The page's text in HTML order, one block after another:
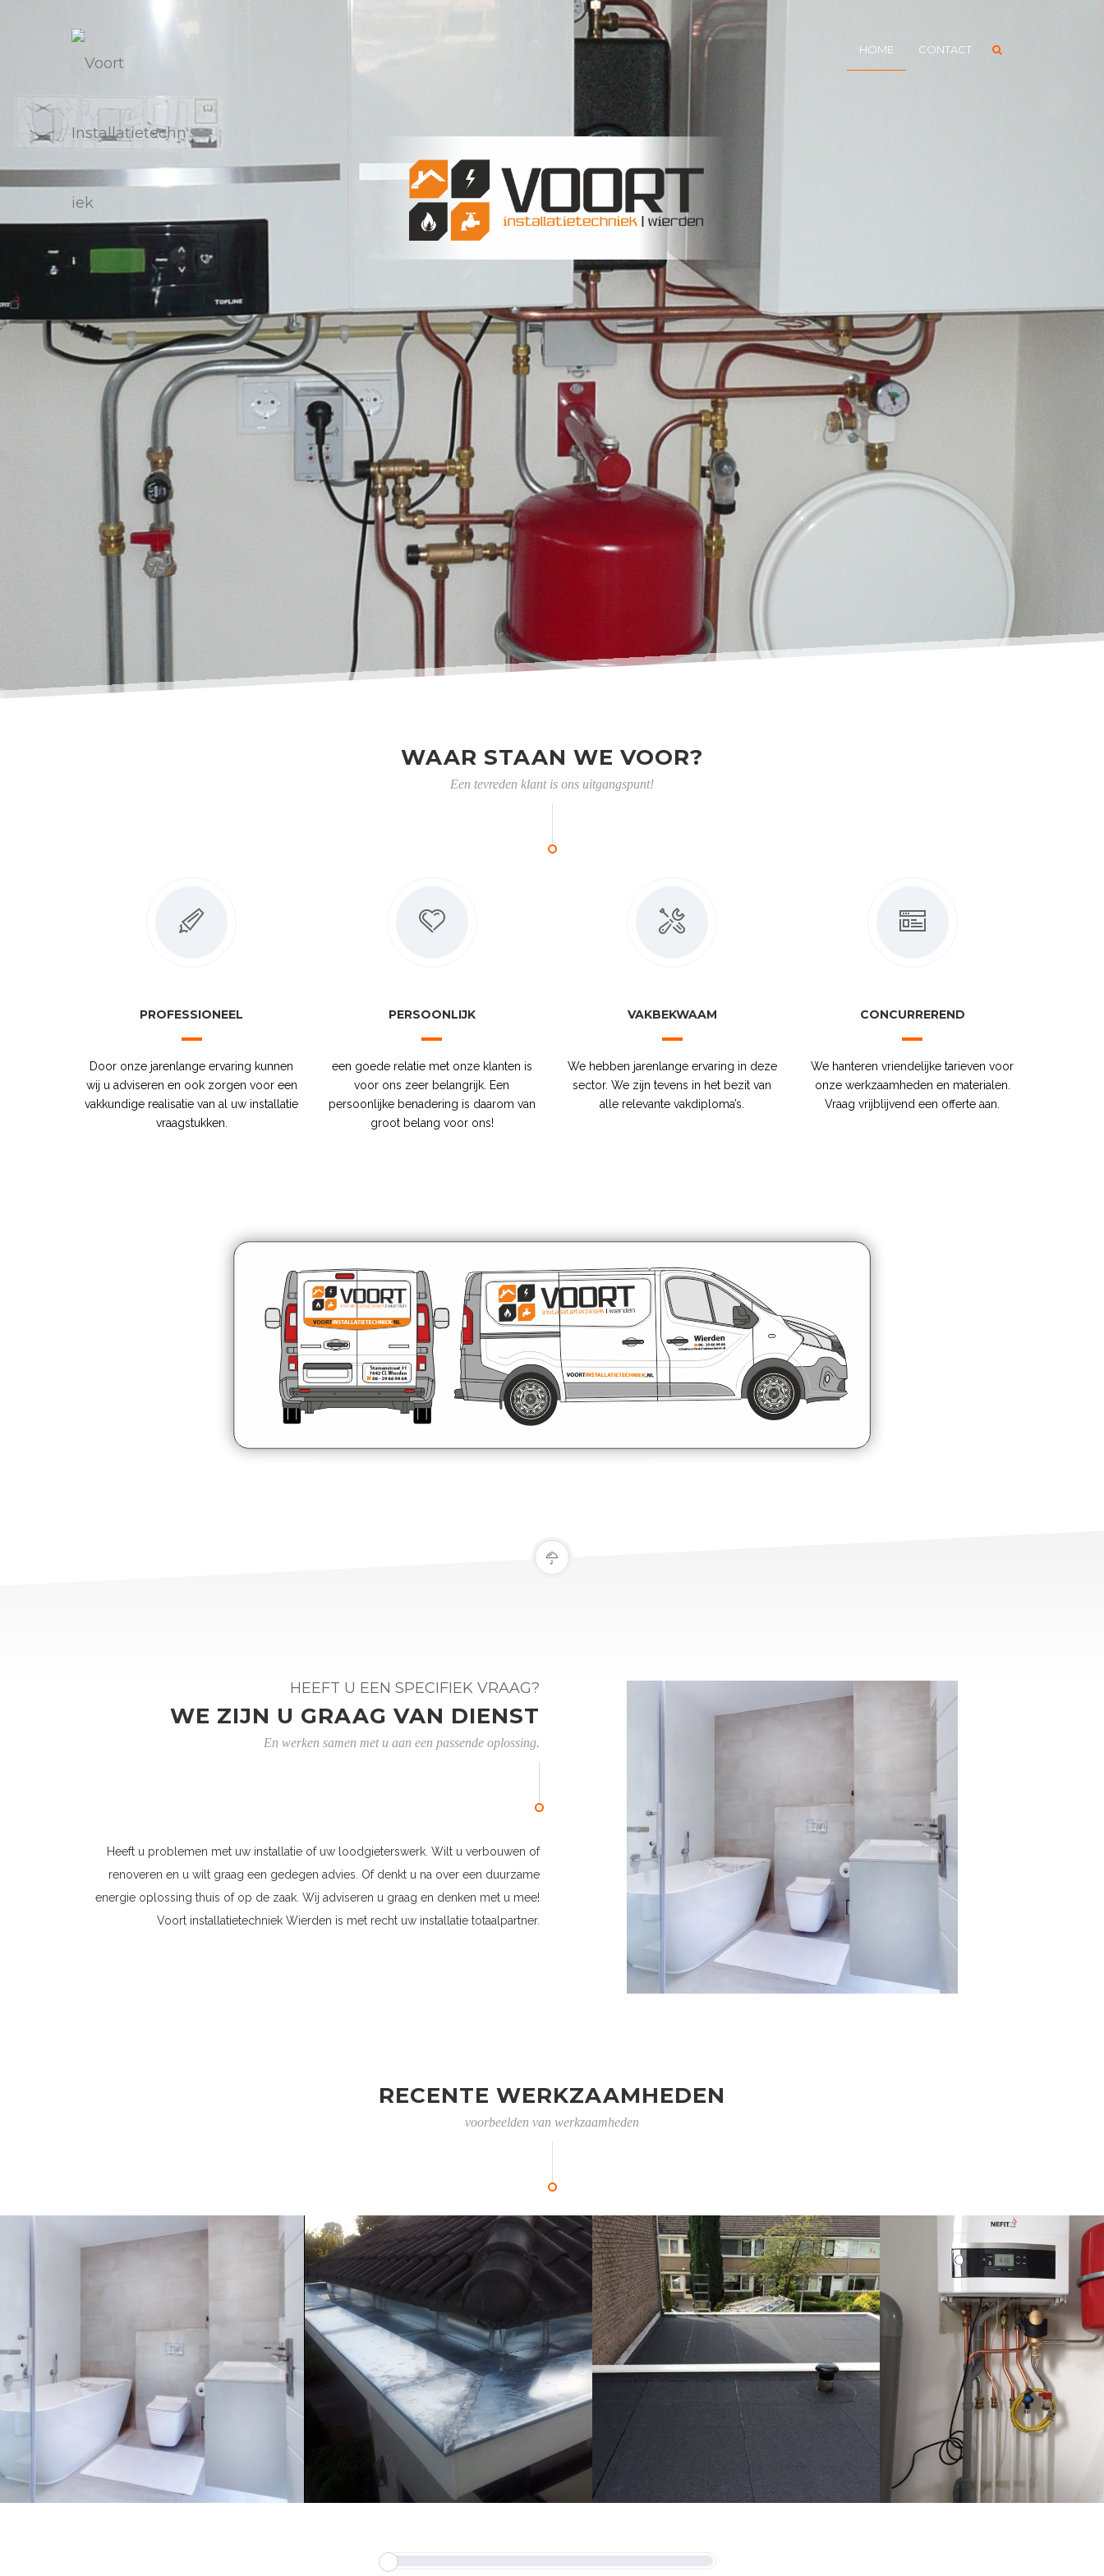
HOME CONTACT
WAAR STAAN WE VOOR?
Een tevreden klant is ons uitgangspunt!
PROFESSIONEEL
Door onze jarenlange ervaring kunnen
wij u adviseren en ook zorgen voor een
vakkundige realisatie van al uw installatie
vraagstukken.
PERSOONLIJK
een goede relatie met onze klanten is
voor ons zeer belangrijk. Een
persoonlijke benadering is daarom van
groot belang voor ons!
VAKBEKWAAM
We hebben jarenlange ervaring in deze
sector. We zijn tevens in het bezit van
alle relevante vakdiploma’s.
CONCURREREND
We hanteren vriendelijke tarieven voor
onze werkzaamheden en materialen.
Vraag vrijblijvend een offerte aan.
HEEFT U EEN SPECIFIEK VRAAG?
WE ZIJN U GRAAG VAN DIENST
En werken samen met u aan een passende oplossing.
Heeft u problemen met uw installatie of uw loodgieterswerk. Wilt u verbouwen of
renoveren en u wilt graag een gedegen advies. Of denkt u na over een duurzame
energie oplossing thuis of op de zaak. Wij adviseren u graag en denken met u mee!
Voort installatietechniek Wierden is met recht uw installatie totaalpartner.
RECENTE WERKZAAMHEDEN
voorbeelden van werkzaamheden